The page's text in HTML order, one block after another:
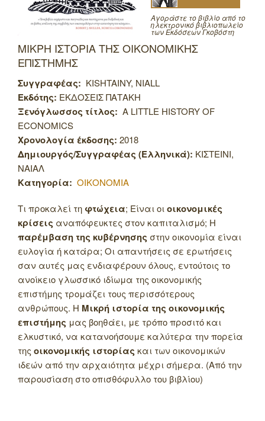
Αγοράστε το βιβλίο από το
ηλεκτρονικό βιβλιοπωλείο
των Εκδόσεων Γκοβόστη
ΜΙΚΡΗ ΙΣΤΟΡΙΑ ΤΗΣ ΟΙΚΟΝΟΜΙΚΗΣ
ΕΠΙΣΤΗΜΗΣ
Συγγραφέας: KISHTAINY, NIALL
Εκδότης: ΕΚΔΟΣΕΙΣ ΠΑΤΑΚΗ
Ξενόγλωσσος τίτλος: A LITTLE HISTORY OF
ECONOMICS
Χρονολογία έκδοσης: 2018
Δημιουργός/Συγγραφέας (Ελληνικά): ΚΙΣΤΕΙΝΙ,
ΝΑΙΑΛ
Κατηγορία: ΟΙΚΟΝΟΜΙΑ
Τι προκαλεί τη φτώχεια; Είναι οι οικονομικές
κρίσεις αναπόφευκτες στον καπιταλισμό; Η
παρέμβαση της κυβέρνησης στην οικονομία είναι
ευλογία ή κατάρα; Οι απαντήσεις σε ερωτήσεις
σαν αυτές μας ενδιαφέρουν όλους, εντούτοις το
ανοίκειο γλωσσικό ιδίωμα της οικονομικής
επιστήμης τρομάζει τους περισσότερους
ανθρώπους. Η Μικρή ιστορία της οικονομικής
επιστήμης μας βοηθάει, με τρόπο προσιτό και
ελκυστικό, να κατανοήσουμε καλύτερα την πορεία
της οικονομικής ιστορίας και των οικονομικών
ιδεών από την αρχαιότητα μέχρι σήμερα. (Από την
παρουσίαση στο οπισθόφυλλο του βιβλίου)